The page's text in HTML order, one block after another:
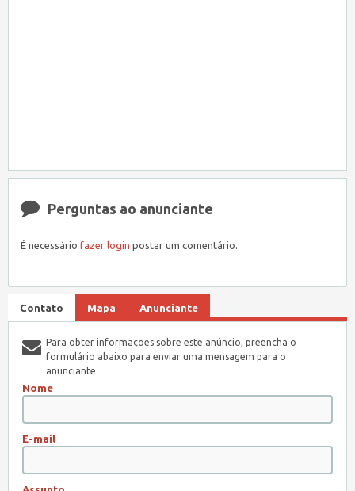
Perguntas ao anunciante
É necessário fazer login postar um comentário.
Contato Mapa Anunciante
Para obter informações sobre este anúncio, preencha o
formulário abaixo para enviar uma mensagem para o
anunciante.
Nome
E-mail